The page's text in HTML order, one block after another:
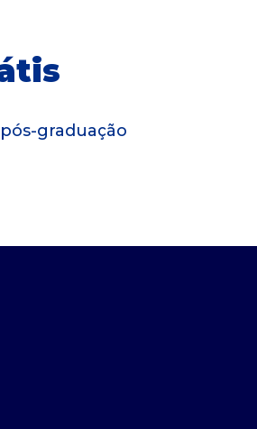
graduação